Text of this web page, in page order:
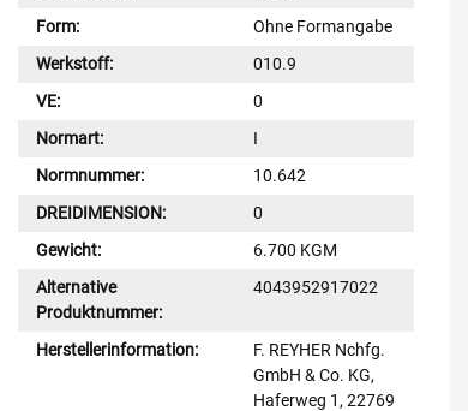
Form:
Ohne Formangabe
Werkstoff:
010.9
VE:
0
Normart:
I
Normnummer:
10.642
DREIDIMENSION:
0
Gewicht:
6.700 KGM
Alternative
Produktnummer:
4043952917022
Herstellerinformation:
F. REYHER Nchfg.
GmbH & Co. KG,
Haferweg 1, 22769